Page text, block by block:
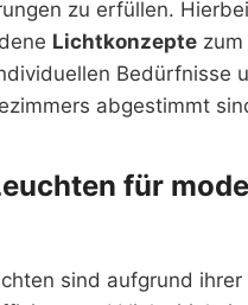
zu erfüllen.
Lichtkonzepte
Bedürfnisse
abgestimmt
für
sind aufgrund ihrer